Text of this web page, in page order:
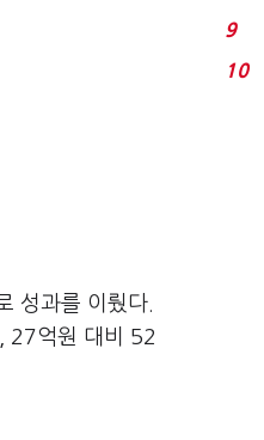
성과를 이뤘다.
27억원 대비 52
9
10